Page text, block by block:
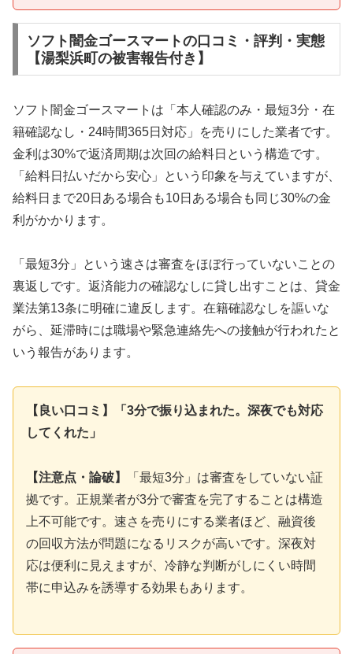
ソフト闇金ゴースマートの口コミ・評判・実態
【湯梨浜町の被害報告付き】
ソフト闇金ゴースマートは「本人確認のみ・最短3分・在
籍確認なし・24時間365日対応」を売りにした業者です。
金利は30%で返済周期は次回の給料日という構造です。
「給料日払いだから安心」という印象を与えていますが、
給料日まで20日ある場合も10日ある場合も同じ30%の金
利がかかります。
「最短3分」という速さは審査をほぼ行っていないことの
裏返しです。返済能力の確認なしに貸し出すことは、貸金
業法第13条に明確に違反します。在籍確認なしを謳いな
がら、延滞時には職場や緊急連絡先への接触が行われたと
いう報告があります。
【良い口コミ】「3分で振り込まれた。深夜でも対応
してくれた」
【注意点・論破】
「最短3分」は審査をしていない証
拠です。正規業者が3分で審査を完了することは構造
上不可能です。速さを売りにする業者ほど、融資後
の回収方法が問題になるリスクが高いです。深夜対
応は便利に見えますが、冷静な判断がしにくい時間
帯に申込みを誘導する効果もあります。